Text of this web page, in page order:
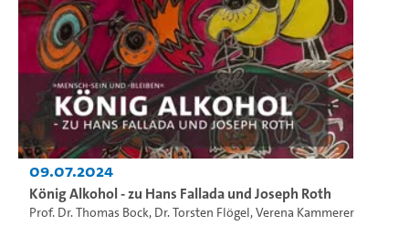
09.07.2024
König Alkohol - zu Hans Fallada und Joseph Roth
Prof. Dr. Thomas Bock, Dr. Torsten Flögel,Verena Kammerer